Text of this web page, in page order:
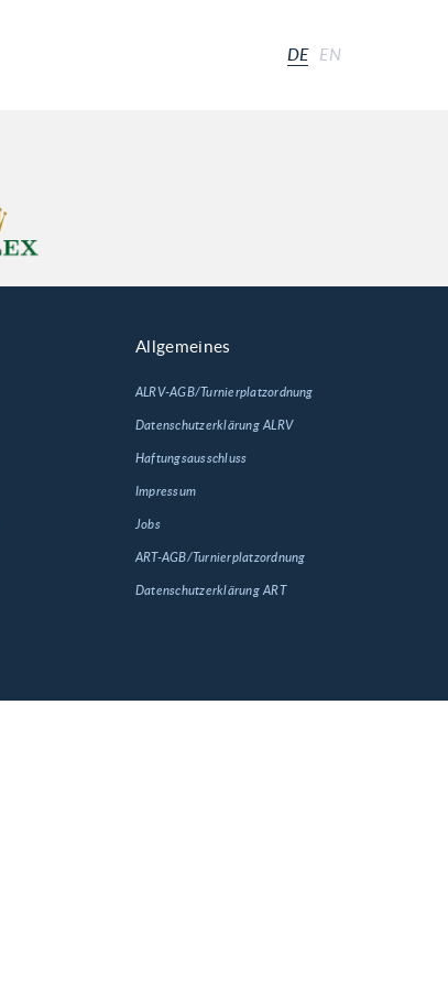
DE EN
Allgemeines
ALRV-AGB/Turnierplatzordnung
Datenschutzerklärung ALRV
Haftungsausschluss
Impressum
Jobs
ART-AGB/Turnierplatzordnung
Datenschutzerklärung ART